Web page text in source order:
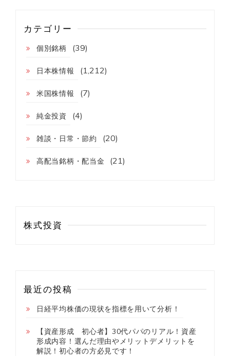
理
カテゴリー
個別銘柄 (39)
日本株情報 (1,212)
米国株情報 (7)
純金投資 (4)
雑談・日常・節約 (20)
高配当銘柄・配当金 (21)
株式投資
最近の投稿
日経平均株価の現状を指標を用いて分析！
【資産形成 初心者】30代パパのリアル！資産
形成内容！選んだ理由やメリットデメリットを
解説！初心者の方必見です！